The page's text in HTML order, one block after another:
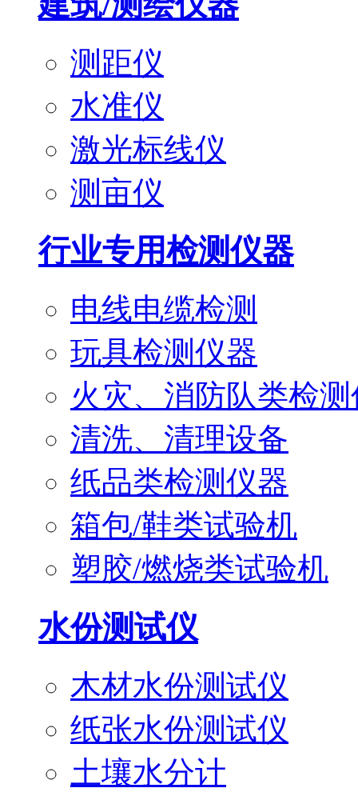
测距仪
水准仪
激光标线仪
测亩仪
行业专用检测仪器
电线电缆检测
玩具检测仪器
火灾、消防队类检
清洗、清理设备
纸品类检测仪器
箱包/鞋类试验机
塑胶/燃烧类试验机
水份测试仪
木材水份测试仪
纸张水份测试仪
土壤水分计